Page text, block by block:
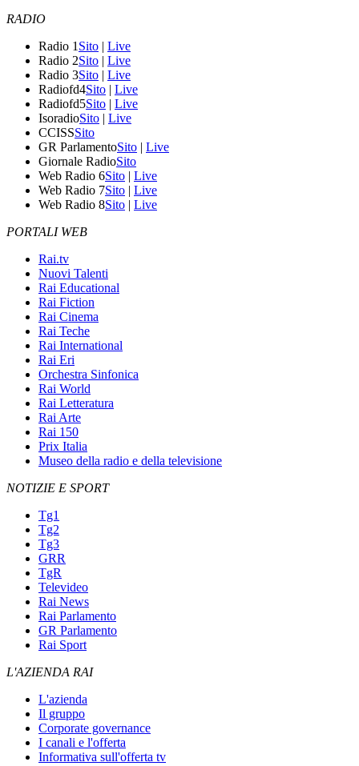
RADIO
Radio 1 Sito | Live
Radio 2Sito | Live
Radio 3Sito | Live
Radiofd4Sito | Live
Radiofd5Sito | Live
IsoradioSito | Live
CCISSSito
GR ParlamentoSito | Live
Giornale RadioSito
Web Radio 6Sito | Live
Web Radio 7Sito | Live
Web Radio 8Sito | Live
PORTALI WEB
Rai.tv
Nuovi Talenti
Rai Educational
Rai Fiction
Rai Cinema
Rai Teche
Rai International
Rai Eri
Orchestra Sinfonica
Rai World
Rai Letteratura
Rai Arte
Rai 150
Prix Italia
Museo della radio e della televisione
NOTIZIE E SPORT
Tg1
Tg2
Tg3
GRR
TgR
Televideo
Rai News
Rai Parlamento
GR Parlamento
Rai Sport
L'AZIENDA RAI
L'azienda
Il gruppo
Corporate governance
I canali e l'offerta
Informativa sull'offerta tv